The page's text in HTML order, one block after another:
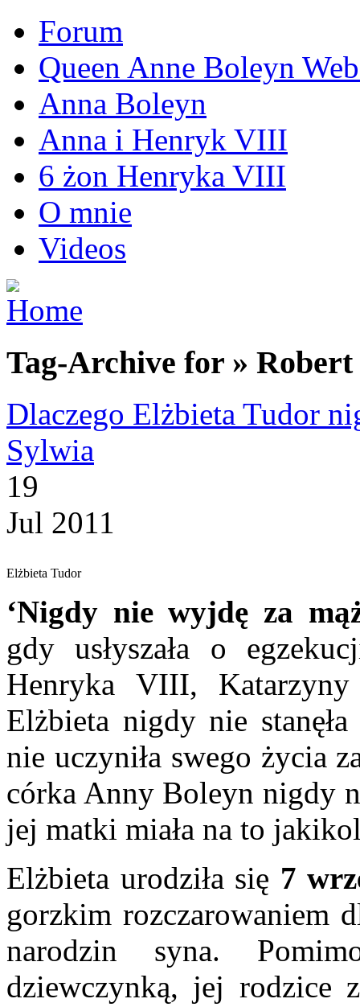
Forum
Queen Anne Boleyn
Anna Boleyn
Anna i Henryk VIII
6 żon Henryka VIII
O mnie
Videos
Tag-Archive for »
Dlaczego Elżbieta Tudor
Sylwia
19
Jul 2011
Elżbieta Tudor
‘Nigdy nie wyjdę za
gdy usłyszała o
Henryka VIII, Katarzyny
Elżbieta nigdy nie
nie uczyniła swego życia
córka Anny Boleyn nigdy
jej matki miała na to
Elżbieta urodziła się 7
gorzkim rozczarowaniem
narodzin syna.
dziewczynką, jej rodzice